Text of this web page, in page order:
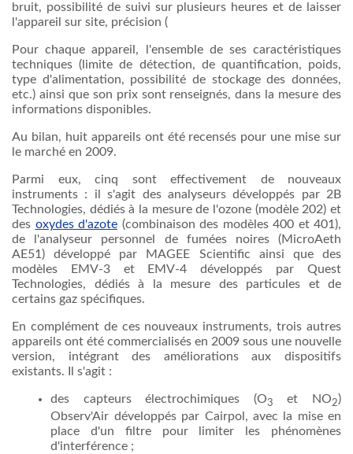
bruit, possibilité de suivi sur plusieurs heures et de laisser
l'appareil sur site, précision (
Pour chaque appareil, l'ensemble de sescaractéristiques
techniques (limite de détection, de quantification, poids,
type d'alimentation, possibilité de stockage des données,
etc.) ainsi queson prix sontrenseignés,dans la mesure des
informations disponibles.
Au bilan, huit appareils ont étérecensés pour une mise sur
le marché en 2009.
Parmi eux, cinq sonteffectivement de nouveaux
instruments : il
s'agit des analyseurs développés par 2B
Technologies, dédiésà la mesurede l'ozone (modèle 202) et
des oxydes d'azote (combinaison des modèles 400 et 401),
de l'analyseur personnel de fumées noires (MicroAeth
AE51) développé par MAGEE Scientific ainsi quedes
modèles EMV-3 et EMV-4 développés par Quest
Technologies, dédiés à la mesure des particules et de
certains gaz spécifiques.
En complément de ces nouveaux instruments, trois autres
appareils ont été commercialisés en 2009 sous une nouvelle
version, intégrant des améliorations aux dispositifs
existants. Il s'agit :
des capteurs électrochimiques (O3 et NO2)
Observ'Air développés par Cairpol, avec la miseen
place d'un filtre pour limiter les phénomènes
d'interférence ;